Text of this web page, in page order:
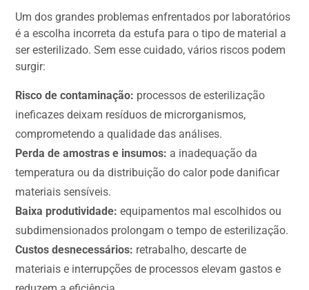
Um dos grandes problemas enfrentados por laboratórios
é a escolha incorreta da estufa para o tipo de material a
ser esterilizado. Sem esse cuidado, vários riscos podem
surgir:
Risco de contaminação: processos de esterilização
ineficazes deixam resíduos de microrganismos,
comprometendo a qualidade das análises.
Perda de amostras e insumos: a inadequação da
temperatura ou da distribuição do calor pode danificar
materiais sensíveis.
Baixa produtividade: equipamentos mal escolhidos ou
subdimensionados prolongam o tempo de esterilização.
Custos desnecessários: retrabalho, descarte de
materiais e interrupções de processos elevam gastos e